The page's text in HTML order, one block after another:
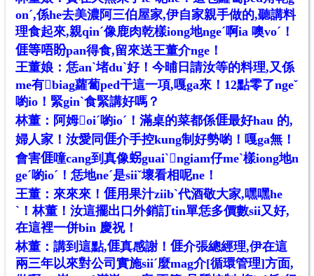
onˊ,係he去美濃阿三伯屋家,伊自家親手做的,聽講料
理食起來,親qinˊ像鹿肉乾樣iong地ngeˊ啊ia 噢voˊ！
𠊎等唔盼pan得食,留來送王董介nge！
王董娘：恁anˋ堵duˋ好！今晡日請汝等的料理,又係
me有𤐙biag蘿蔔ped干這一項,嘎ga來！12點零了ngeˇ
喲io！緊ginˋ食緊講好嗎？
林董：阿姆𡟓oiˊ喲ioˊ！滿桌的菜都係𠊎最好hau 的,
婦人家！汝愛同𠊎介手控kung制好勢喲！嘎ga無！
會害𠊎噇cang到真像𧊅guaiˋ𬠖ngiam仔meˋ樣iong地n
geˊ喲ioˊ！恁地neˊ是siiˇ壞看相呢ne！
王董：來來來！𠊎用果汁ziibˋ代酒敬大家,嘿嘿he
ˋ！林董！汝這擺出口外銷訂tin單恁多價數sii又好,
在這裡一併bin 慶祝！
林董：講到這點,𠊎真感謝！𠊎介張總經理,伊在這
兩三年以來對公司實施siiˊ麼mag介[循環管理]方面,